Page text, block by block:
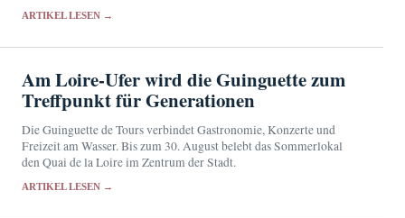
ARTIKEL LESEN →
Am Loire-Ufer wird die Guinguette zum
Treffpunkt für Generationen
Die Guinguette de Tours verbindet Gastronomie, Konzerte und
Freizeit am Wasser. Bis zum 30. August belebt das Sommerlokal
den Quai de la Loire im Zentrum der Stadt.
ARTIKEL LESEN →